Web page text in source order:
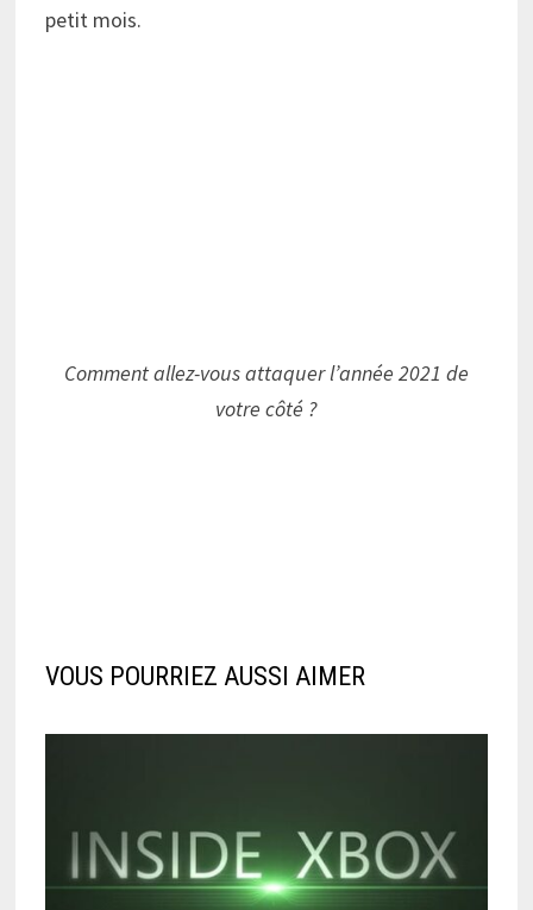
petit mois.
Comment allez-vous attaquer l’année 2021 de
votre côté ?
VOUS POURRIEZ AUSSI AIMER